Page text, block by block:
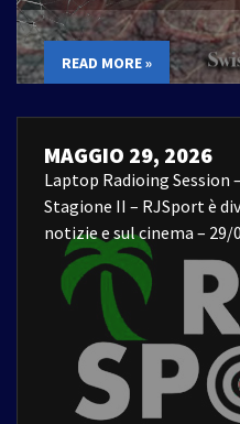
READ MORE »
MAGGIO 29, 2026
Laptop Radioing Session
Stagione II – RJSport è
notizie e sul cinema – 29/